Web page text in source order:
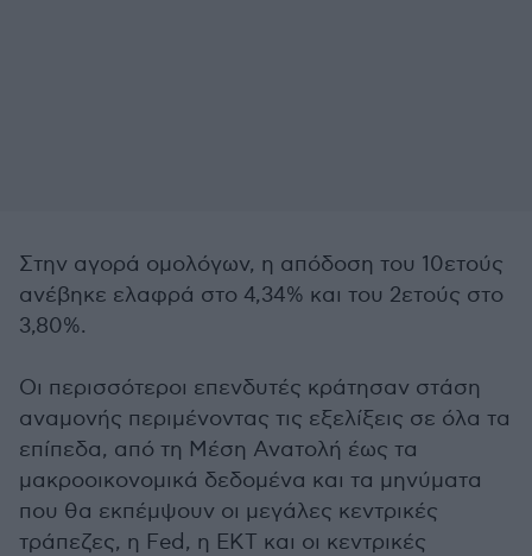
Στην αγορά ομολόγων, η απόδοση του 10ετούς
ανέβηκε ελαφρά στο 4,34% και του 2ετούς στο
3,80%.
Οι περισσότεροι επενδυτές κράτησαν στάση
αναμονής περιμένοντας τις εξελίξεις σε όλα τα
επίπεδα, από τη Μέση Ανατολή έως τα
μακροοικονομικά δεδομένα και τα μηνύματα
που θα εκπέμψουν οι μεγάλες κεντρικές
τράπεζες, η Fed, η ΕΚΤ και οι κεντρικές